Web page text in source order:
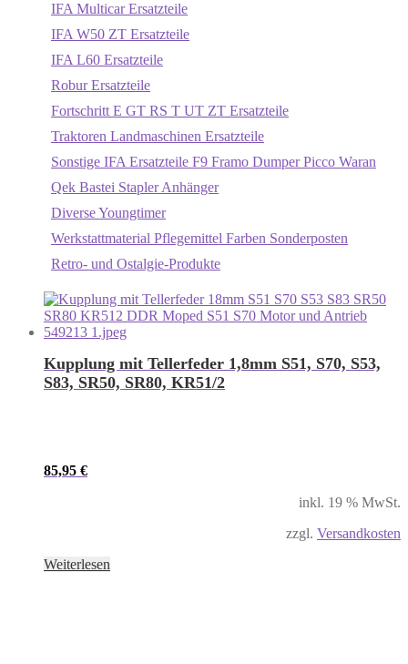
IFA Multicar Ersatzteile
IFA W50 ZT Ersatzteile
IFA L60 Ersatzteile
Robur Ersatzteile
Fortschritt E GT RS T UT ZT Ersatzteile
Traktoren Landmaschinen Ersatzteile
Sonstige IFA Ersatzteile F9 Framo Dumper Picco Waran
Qek Bastei Stapler Anhänger
Diverse Youngtimer
Werkstattmaterial Pflegemittel Farben Sonderposten
Retro- und Ostalgie-Produkte
Kupplung mit Tellerfeder 1,8mm S51, S70, S53,
S83, SR50, SR80, KR51/2
85,95 €
inkl. 19 % MwSt.
zzgl. Versandkosten
Weiterlesen